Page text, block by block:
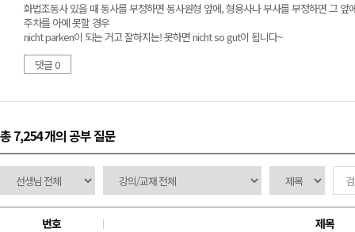
화법조동사 있을 때 동사를 부정하면 동사원형 앞에, 형용사나 부사를 부정하면 그 앞
주차를 아예 못할 경우
nicht parken이 되는 거고 잘하지는! 못하면 nicht so gut이 됩니다~
댓글 0
총 7,254 개의 공부 질문
번호 제목